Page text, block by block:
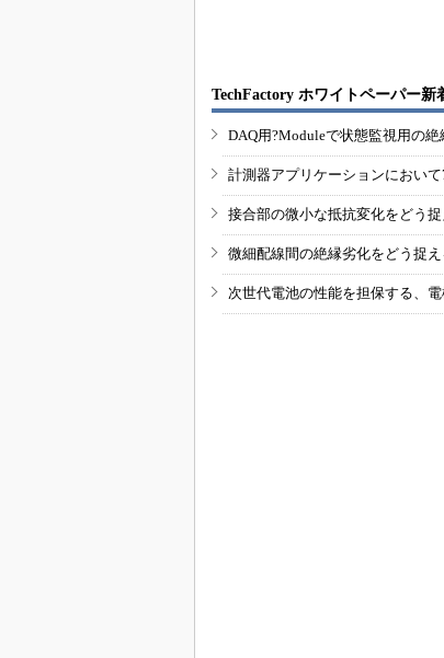
TechFactory ホワイトペーパー新
DAQ用?Moduleで状態監視用の
計測器アプリケーションにおい
接合部の微小な抵抗変化をどう
微細配線間の絶縁劣化をどう捉
次世代電池の性能を担保する、